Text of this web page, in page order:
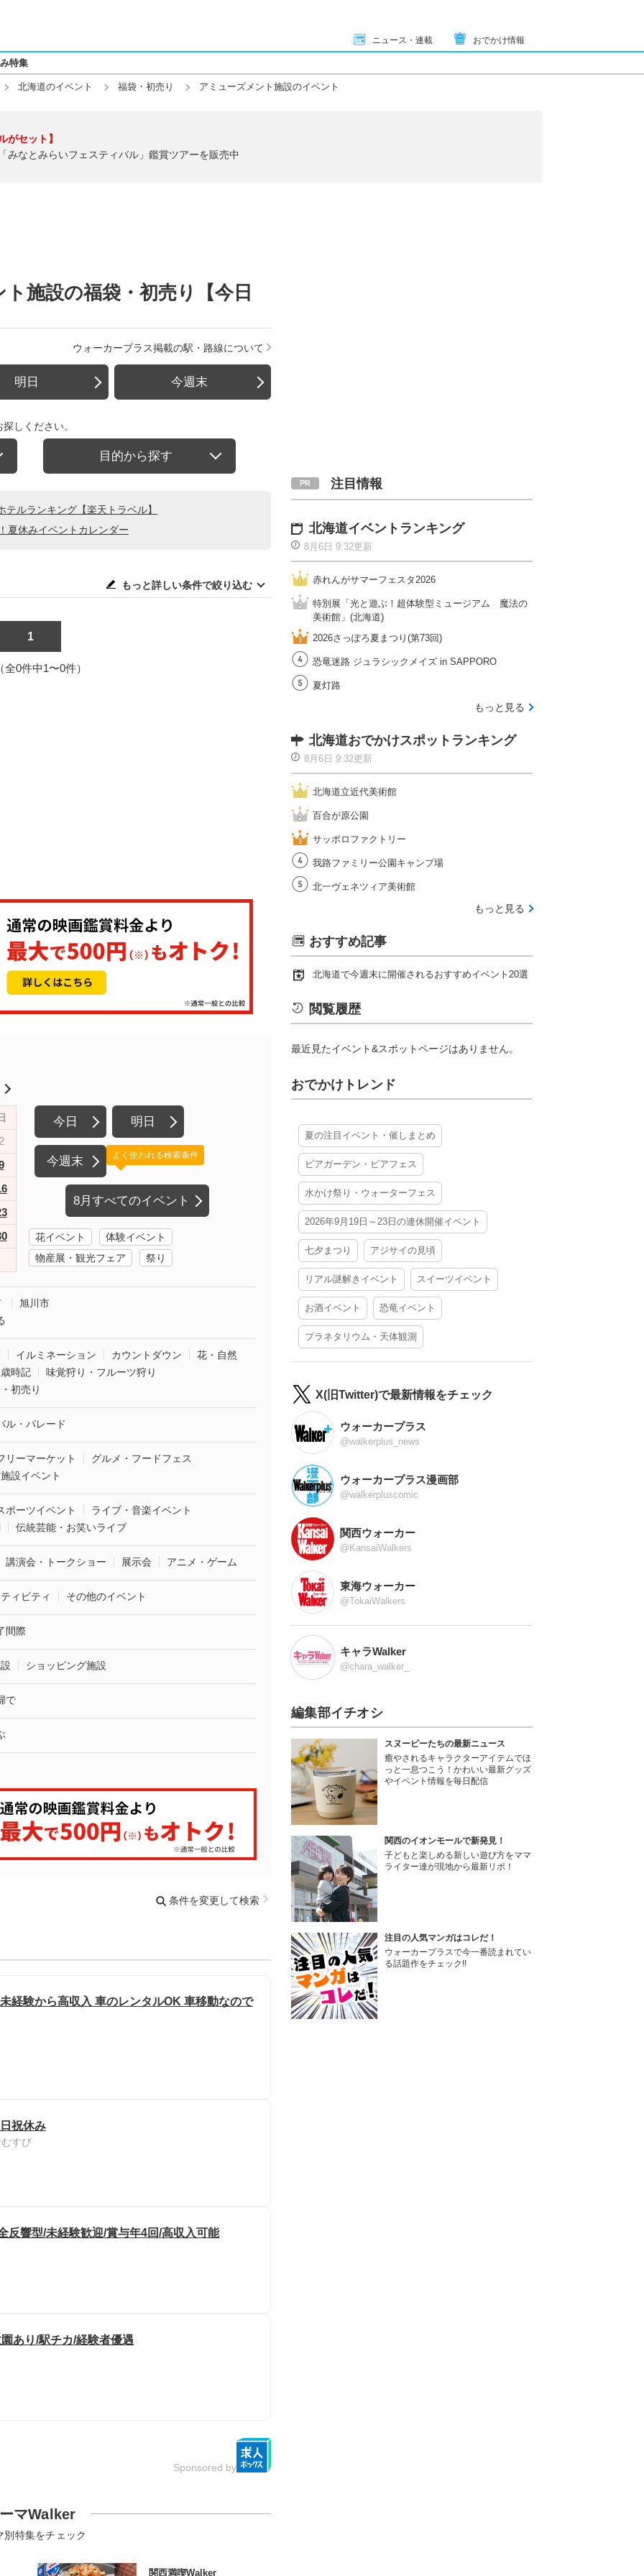
ニュース・連載 おでかけ情報
特集
北海道のイベント 福袋・初売り アミューズメント施設のイベント
がセット】
みなとみらいフェスティバル」鑑賞ツアーを販売中
施設の福袋・初売り【今日
ウォーカープラス掲載の駅・路線について
明日 今週末
しください。
目的から探す
ルランキング【楽天トラベル】
夏休みイベントカレンダー
もっと詳しい条件で絞り込む
1
全0件中1〜0件）
今日 明日
今週末
8月すべてのイベント
よく使われる検索条件
花イベント
体験イベント
物産展・観光フェア
祭り
旭川市
イルミネーション カウントダウン
花・自然
時記
味覚狩り・フルーツ狩り
初売り
ル・パレード
リーマーケット
グルメ・フードフェス
設イベント
ポーツイベント
ライブ・音楽イベント
伝統芸能・お笑いライブ
講演会・トークショー 展示会 アニメ・ゲーム
ィビティ その他のイベント
間際
ショッピング施設
で
条件を変更して検索
経験から高収入 車のレンタルOK 車移動なので
祝休み
すび
反響型/未経験歓迎/賞与年4回/高収入可能
あり/駅チカ/経験者優遇
Sponsored by
マWalker
別特集をチェック
関西満喫Walker
注目情報
北海道イベントランキング
8月6日 9:32更新
赤れんがサマーフェスタ2026
特別展「光と遊ぶ！超体験型ミュージアム 魔法の
美術館」(北海道)
2026さっぽろ夏まつり(第73回)
恐竜迷路 ジュラシックメイズ in SAPPORO
夏灯路
もっと見る
北海道おでかけスポットランキング
8月6日 9:32更新
北海道立近代美術館
百合が原公園
サッポロファクトリー
我路ファミリー公園キャンプ場
北一ヴェネツィア美術館
もっと見る
おすすめ記事
北海道で今週末に開催されるおすすめイベント20選
閲覧履歴
最近見たイベント&スポットページはありません。
おでかけトレンド
夏の注目イベント・催しまとめ
ビアガーデン・ビアフェス
水かけ祭り・ウォーターフェス
2026年9月19日～23日の連休開催イベント
七夕まつり アジサイの見頃
リアル謎解きイベント スイーツイベント
お酒イベント 恐竜イベント
プラネタリウム・天体観測
X(旧Twitter)で最新情報をチェック
ウォーカープラス
@walkerplus_news
ウォーカープラス漫画部
@walkerpluscomic
関西ウォーカー
@KansaiWalkers
東海ウォーカー
@TokaiWalkers
キャラWalker
@chara_walker_
編集部イチオシ
スヌーピーたちの最新ニュース
癒やされるキャラクターアイテムでほ
っと一息つこう！かわいい最新グッズ
やイベント情報を毎日配信
関西のイオンモールで新発見！
子どもと楽しめる新しい遊び方をママ
ライター達が現地から最新リポ！
注目の人気マンガはコレだ！
ウォーカープラスで今一番読まれてい
る話題作をチェック!!